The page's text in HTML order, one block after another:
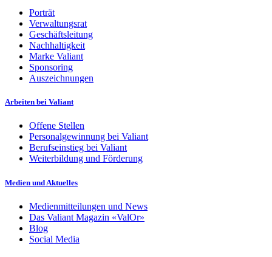
Porträt
Verwaltungsrat
Geschäftsleitung
Nachhaltigkeit
Marke Valiant
Sponsoring
Auszeichnungen
Arbeiten bei Valiant
Offene Stellen
Personalgewinnung bei Valiant
Berufseinstieg bei Valiant
Weiterbildung und Förderung
Medien und Aktuelles
Medienmitteilungen und News
Das Valiant Magazin «ValOr»
Blog
Social Media